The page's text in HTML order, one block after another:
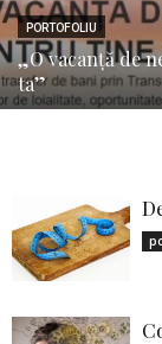
PORTOFOLIU
„O vacanță de
ta”